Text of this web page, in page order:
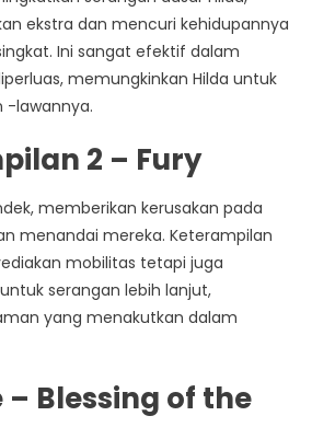
ekstra dan mencuri kehidupannya
Ini sangat efektif dalam
memungkinkan Hilda untuk
-lawannya.
2 – Fury
memberikan kerusakan pada
menandai mereka. Keterampilan
mobilitas tetapi juga
serangan lebih lanjut,
yang menakutkan dalam
Blessing of the